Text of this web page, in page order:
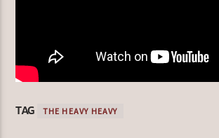
TAG THE HEAVY HEAVY